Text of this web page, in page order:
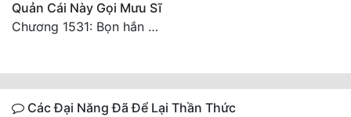
Quản Cái Này Gọi Mưu Sĩ
Chương 1531: Bọn hắn có khi nào quay lại không nhỉ?
Các Đại Năng Đã Để Lại Thần Thức